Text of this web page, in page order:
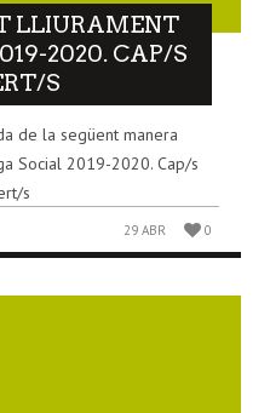
LLIURAMENT
2020. CAP/S
S
de la següent manera
Social 2019-2020. Cap/s
s
29 ABR 0